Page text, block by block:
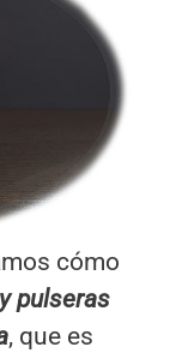
cómo
pulseras
, que es